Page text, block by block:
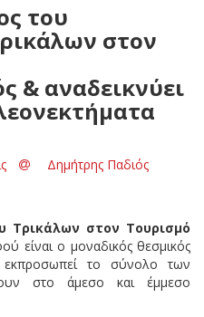
του
στον
& αναδεικνύει
Δημήτρης Παδιός
Τρικάλων στον Τουρισμό
είναι ο μοναδικός θεσμικός
εκπροσωπεί το σύνολο των
στο άμεσο και έμμεσο